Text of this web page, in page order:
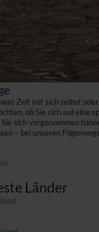
Zeit mit sich selbst
ob Sie sich auf eine
sich vorgenommen
– bei unseren
Länder